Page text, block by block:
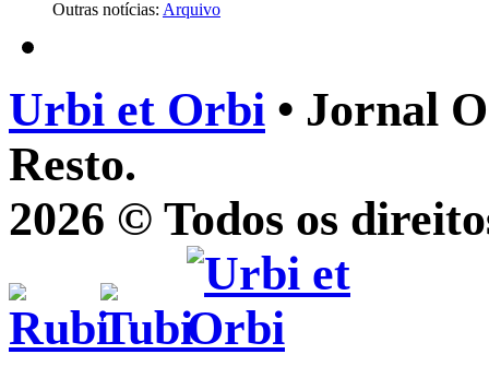
Outras notícias: Arquivo
Urbi et Orbi • Jornal
Resto.
2026 © Todos os